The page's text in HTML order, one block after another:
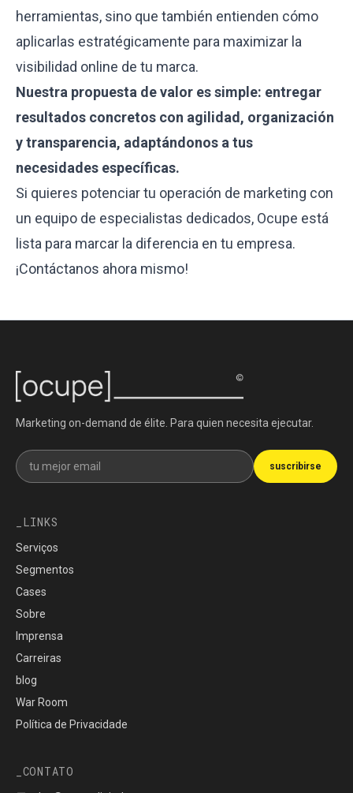
herramientas, sino que también entienden cómo
aplicarlas estratégicamente para maximizar la
visibilidad online de tu marca.
Nuestra propuesta de valor es simple: entregar
resultados concretos con agilidad, organización
y transparencia, adaptándonos a tus
necesidades específicas.
Si quieres potenciar tu operación de marketing con
un equipo de especialistas dedicados, Ocupe está
lista para marcar la diferencia en tu empresa.
¡Contáctanos ahora mismo!
Marketing on-demand de élite. Para quien necesita ejecutar.
Recibe nuestra newsletter
suscribirse
LINKS
Serviços
Segmentos
Cases
Sobre
Imprensa
Carreiras
blog
War Room
Política de Privacidade
CONTATO